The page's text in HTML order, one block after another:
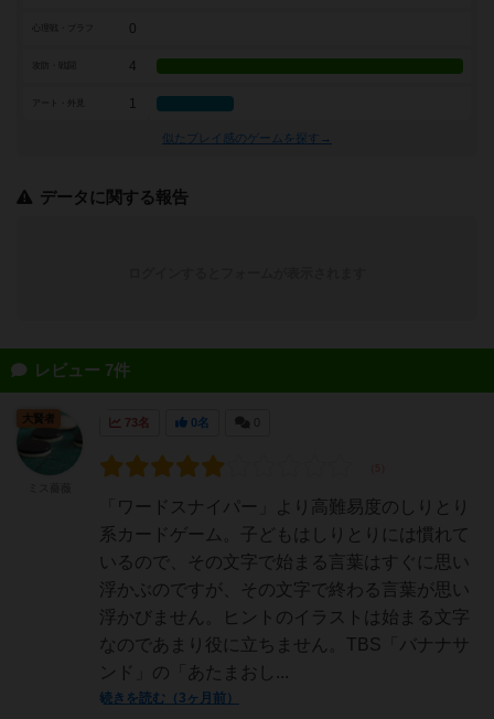
0
4
アート・外見 1
似たプレイ感のゲームを探す→
データに関する報告
レビュー 7件
73名 0名
「ワードスナイパー」より高難易度のしりとり
系カードゲーム。子どもはしりとりには慣れて
いるので、その文字で始まる言葉はすぐに思い
浮かぶのですが、その文字で終わる言葉が思い
浮かびません。ヒントのイラストは始まる文字
なのであまり役に立ちません。TBS「バナナサ
ンド」の「あたまおし...
続きを読む（3ヶ月前）
大賢者